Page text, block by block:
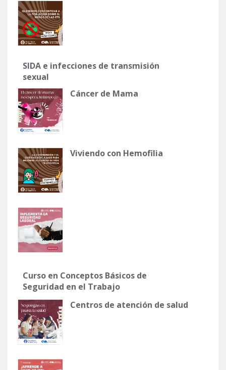
SIDA e infecciones de transmisión
sexual
Cáncer de Mama
Viviendo con Hemofilia
Curso en Conceptos Básicos de
Seguridad en el Trabajo
Centros de atención de salud